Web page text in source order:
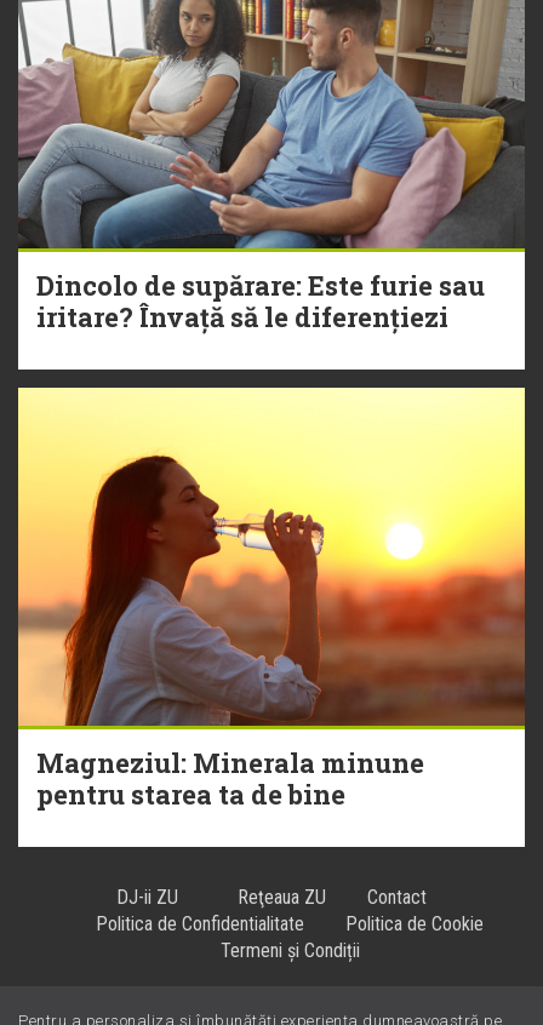
Dincolo de supărare: Este furie sau
iritare? Învață să le diferențiezi
Magneziul: Minerala minune
pentru starea ta de bine
DJ-ii ZU Reţeaua ZU
Contact
Politica de Confidentialitate
Politica de Cookie
Termeni și Condiții
Pentru a personaliza și îmbunătăți experiența dumneavoastră pe